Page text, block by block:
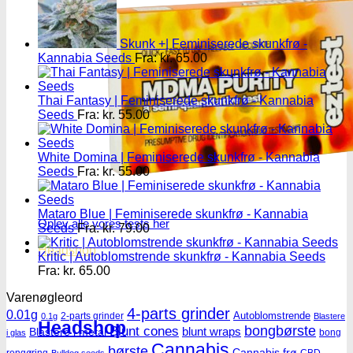
Oplev alle vores tests her
Headshop
Headshop
Skunk +| Feminiserede skunkfrø -
Kannabia Seeds Fra:kr.65.00
Thai Fantasy | Feminiserede skunkfrø - Kannabia
Seeds Fra: kr. 55.00
White Domina | Feminiserede skunkfrø - Kannabia
Seeds Fra: kr.55.00
Mataro Blue | Feminiserede skunkfrø - Kannabia
Seeds Fra:kr.79.00
Kritic | Autoblomstrende skunkfrø - Kannabia Seeds
Fra: kr. 65.00
Varenøgleord
0.01g 0.1g 2-parts grinder 4-parts grinder Autoblomstrende Blastere
i glas Blastere i metal Blunt cones blunt wraps bongbørste bong